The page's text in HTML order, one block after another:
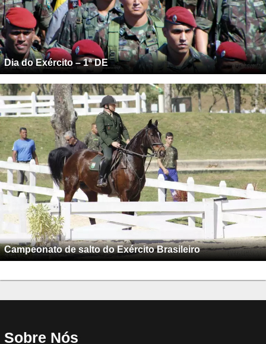
Dia do Exército – 1ª DE
Campeonato de salto do Exército Brasileiro
Sobre Nós